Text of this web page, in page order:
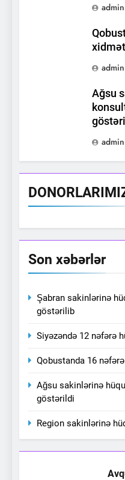
admin
admin
Ağsu
admin
Son xəbərlər
Şabran sakinlərinə
göstərilib
Siyəzəndə 12 nəfərə
Qobustanda 16
Ağsu sakinlərinə
göstərildi
Region sakinlərinə